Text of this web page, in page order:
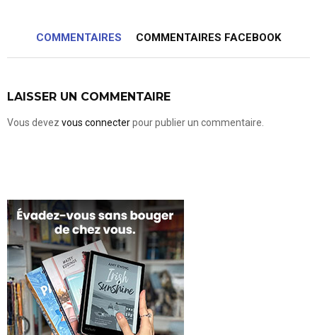
COMMENTAIRES COMMENTAIRES FACEBOOK
LAISSER UN COMMENTAIRE
Vous devez vous connecterpour publier un commentaire.